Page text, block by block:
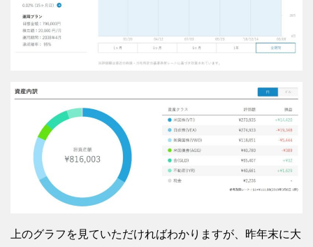
上のグラフを見ていただければわかりますが、昨年末に大